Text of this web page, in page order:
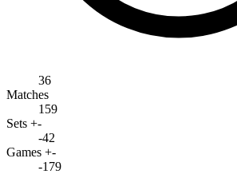
36
Matches
159
Sets +-
-42
Games +-
-179